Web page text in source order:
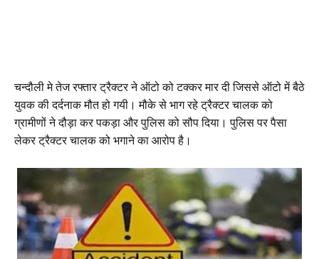
चन्दौली मे तेज रफ्तार ट्रैक्टर ने ऑटो को टक्कर मार दी जिससे ऑटो में बैठे
युवक की दर्दनाक मौत हो गयी। मौके से भाग रहे ट्रैक्टर चालक को
ग्रामीणों ने दौड़ा कर पकड़ा और पुलिस को सौप दिया। पुलिस पर पैसा
लेकर ट्रैक्टर चालक को भगाने का आरोप है।